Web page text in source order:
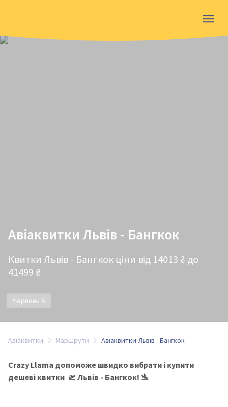
Авіаквитки Львів - Бангкок
Квитки Львів - Бангкок ціни від 14013 ₴ до
41499 ₴
Червень 6
Авіаквитки Маршрути Авіаквитки Львів - Бангкок
Crazy Llama допоможе швидко вибрати і купити
дешеві квитки 🛫 Львів - Бангкок! 🛬